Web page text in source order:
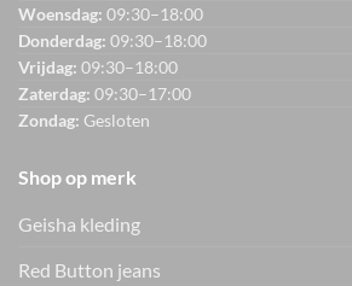
Woensdag: 09:30–18:00
Donderdag: 09:30–18:00
Vrijdag: 09:30–18:00
Zaterdag: 09:30–17:00
Zondag: Gesloten
Shop op merk
Geisha kleding
Red Button jeans